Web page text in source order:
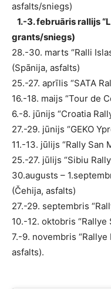
asfalts/sniegs)
1.-3. februāris rallijs
grants/sniegs)
28.-30. marts “Ralli
(Spānija, asfalts)
25.-27. aprīlis “SATA
16.-18. maijs “Tour de
6.-8. jūnijs “Croatia
27.-29. jūnijs “GEKO
11.-13. jūlijs “Rally San
25.-27. jūlijs “Sibiu
30.augusts –
(Čehija, asfalts)
27.-29. septembris
10.-12. oktobris “Rallye
7.-9. novembris
asfalts).